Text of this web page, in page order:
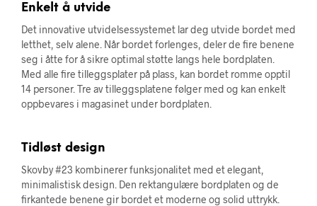
Enkelt å utvide
Det innovative utvidelsessystemet lar deg utvide bordet med
letthet, selv alene. Når bordet forlenges, deler de fire benene
seg i åtte for å sikre optimal støtte langs hele bordplaten.
Med alle fire tilleggsplater på plass, kan bordet romme opptil
14 personer. Tre av tilleggsplatene følger med og kan enkelt
oppbevares i magasinet under bordplaten.
Tidløst design
Skovby #23 kombinerer funksjonalitet med et elegant,
minimalistisk design. Den rektangulære bordplaten og de
firkantede benene gir bordet et moderne og solid uttrykk.